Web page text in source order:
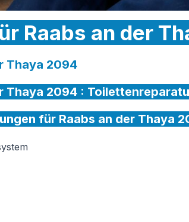
Raabs an der
Thaya 2094
Thaya 2094 :
für Raabs an der Thaya